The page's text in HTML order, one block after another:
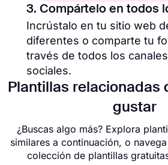
3. Compártelo en todos
Incrústalo en tu sitio web
diferentes o comparte tu
través de todos los
sociales.
Plantillas relacionadas
gustar
¿Buscas algo más? Explora
similares a continuación, o
colección de plantillas